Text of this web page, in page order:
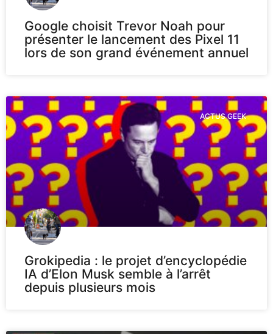
Google choisit Trevor Noah pour
présenter le lancement des Pixel 11
lors de son grand événement annuel
ACTUS GEEK
Grokipedia : le projet d’encyclopédie
IA d’Elon Musk semble à l’arrêt
depuis plusieurs mois